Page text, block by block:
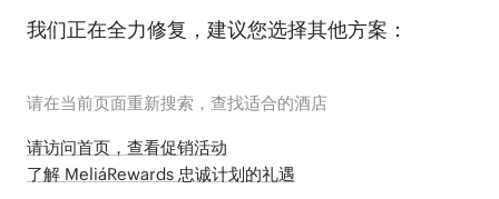
我们正在全力修复，建议您选择其他方案：
请在当前页面重新搜索，查找适合的酒店
请访问首页，查看促销活动
了解 MeliáRewards 忠诚计划的礼遇